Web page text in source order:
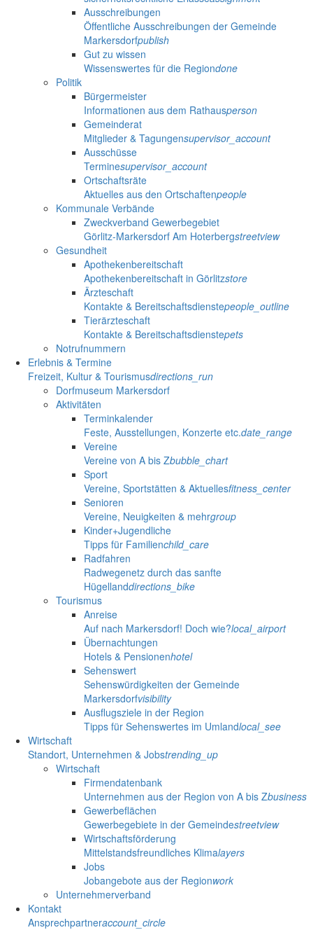
Ausschreibungen
Öffentliche Ausschreibungen der Gemeinde
Markersdorfpublish
Gut zu wissen
Wissenswertes für die Regiondone
Politik
Bürgermeister
Informationen aus dem Rathausperson
Gemeinderat
Mitglieder & Tagungensupervisor_account
Ausschüsse
Terminesupervisor_account
Ortschaftsräte
Aktuelles aus den Ortschaftenpeople
Kommunale Verbände
Zweckverband Gewerbegebiet
Görlitz-Markersdorf Am Hoterbergstreetview
Gesundheit
Apothekenbereitschaft
Apothekenbereitschaft in Görlitzstore
Ärzteschaft
Kontakte & Bereitschaftsdienstepeople_outline
Tierärzteschaft
Kontakte & Bereitschaftsdienstepets
Notrufnummern
Erlebnis & Termine
Freizeit, Kultur & Tourismusdirections_run
Dorfmuseum Markersdorf
Aktivitäten
Terminkalender
Feste, Ausstellungen, Konzerte etc.date_range
Vereine
Vereine von A bis Zbubble_chart
Sport
Vereine, Sportstätten & Aktuellesfitness_center
Senioren
Vereine, Neuigkeiten & mehrgroup
Kinder+Jugendliche
Tipps für Familienchild_care
Radfahren
Radwegenetz durch das sanfte
Hügellanddirections_bike
Tourismus
Anreise
Auf nach Markersdorf! Doch wie?local_airport
Übernachtungen
Hotels & Pensionenhotel
Sehenswert
Sehenswürdigkeiten der Gemeinde
Markersdorfvisibility
Ausflugsziele in der Region
Tipps für Sehenswertes im Umlandlocal_see
Wirtschaft
Standort, Unternehmen & Jobstrending_up
Wirtschaft
Firmendatenbank
Unternehmen aus der Region von A bis Zbusiness
Gewerbeflächen
Gewerbegebiete in der Gemeindestreetview
Wirtschaftsförderung
Mittelstandsfreundliches Klimalayers
Jobs
Jobangebote aus der Regionwork
Unternehmerverband
Kontakt
Ansprechpartneraccount_circle